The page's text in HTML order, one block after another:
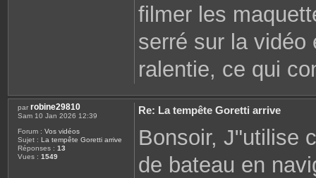
filmer les
serré sur la vidéo
ralentie, ce qui
par robine29810
Sam 10 Jan 2026 12:39
Forum : Vos vidéos
Sujet : La tempête Goretti arrive
Réponses : 13
Vues : 1549
Re: La tempête Goretti arrive
Bonsoir, J"utilise
de bateau en